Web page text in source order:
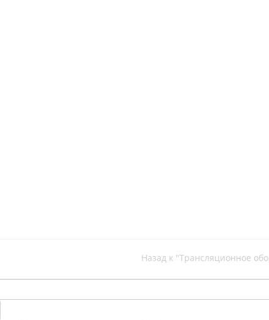
Назад к "Трансляционное